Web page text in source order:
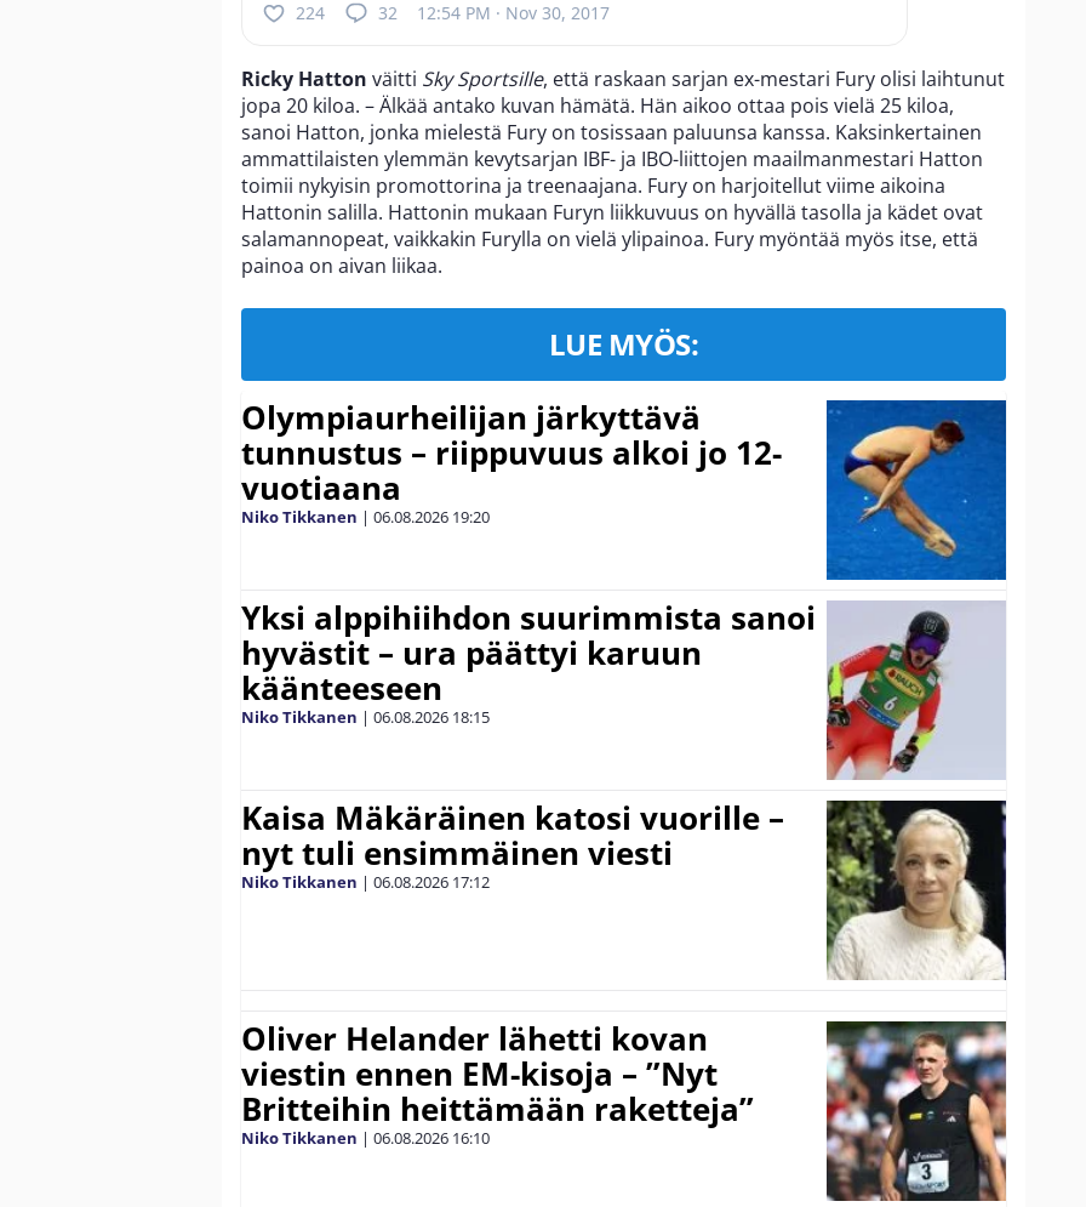
224 32 12:54 PM · Nov 30, 2017
Ricky Hatton väitti Sky Sportsille, että raskaan sarjan ex-mestari Fury olisi laihtunut
jopa 20 kiloa. – Älkää antako kuvan hämätä. Hän aikoo ottaa pois vielä 25 kiloa,
sanoi Hatton, jonka mielestä Fury on tosissaan paluunsa kanssa. Kaksinkertainen
ammattilaisten ylemmän kevytsarjan IBF- ja IBO-liittojen maailmanmestari Hatton
toimii nykyisin promottorina ja treenaajana. Fury on harjoitellut viime aikoina
Hattonin salilla. Hattonin mukaan Furyn liikkuvuus on hyvällä tasolla ja kädet ovat
salamannopeat, vaikkakin Furylla on vielä ylipainoa. Fury myöntää myös itse, että
painoa on aivan liikaa.
LUE MYÖS:
Olympiaurheilijan järkyttävä
tunnustus – riippuvuus alkoi jo 12-
vuotiaana
Niko Tikkanen | 06.08.2026 19:20
Yksi alppihiihdon suurimmista sanoi
hyvästit – ura päättyi karuun
käänteeseen
Niko Tikkanen | 06.08.2026 18:15
Kaisa Mäkäräinen katosi vuorille –
nyt tuli ensimmäinen viesti
Niko Tikkanen | 06.08.2026 17:12
Oliver Helander lähetti kovan
viestin ennen EM-kisoja – ”Nyt
Britteihin heittämään raketteja”
Niko Tikkanen | 06.08.2026 16:10